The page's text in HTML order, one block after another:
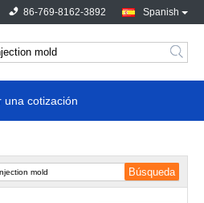
Spanish
86-769-8162-3892
una cotización